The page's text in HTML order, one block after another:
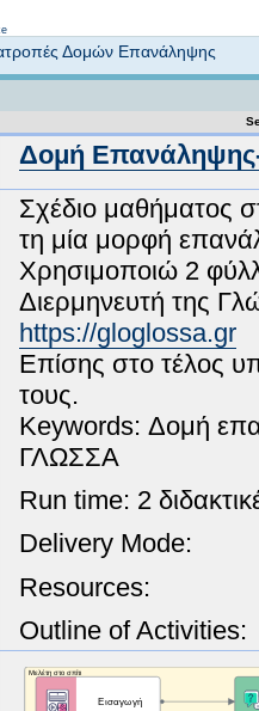
Δομών Επανάληψης
Δομή
Σχέδιο μαθήματος
τη μία μορφή
Χρησιμοποιώ 2
Διερμηνευτή της
https://gloglossa.gr
Επίσης στο τέλος
τους.
Keywords: Δομή
ΓΛΩΣΣΑ
Run time: 2
Delivery Mode:
Resources:
Outline of Activities: